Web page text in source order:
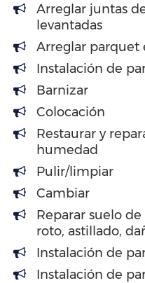
Arreglar juntas
levantadas
Arreglar parquet
Instalación de
Barnizar
Colocación
Restaurar y
humedad
Pulir/limpiar
Cambiar
Reparar suelo
roto, astillado,
Instalación de
Instalación de